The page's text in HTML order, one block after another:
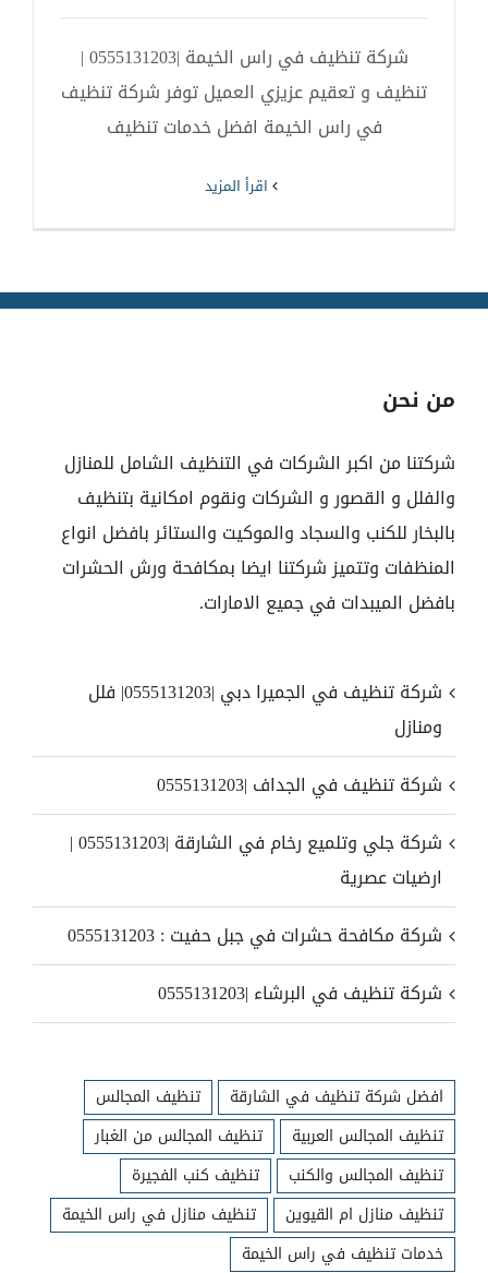
شركة تنظيف في راس الخيمة |0555131203 |
تنظيف و تعقيم عزيزي العميل توفر شركة تنظيف
في راس الخيمة افضل خدمات تنظيف
من نحن
شركتنا من اكبر الشركات في التنظيف الشامل للمنازل
والفلل و القصور و الشركات ونقوم امكانية بتنظيف
بالبخار للكنب والسجاد والموكيت والستائر بافضل انواع
المنظفات وتتميز شركتنا ايضا بمكافحة ورش الحشرات
بافضل الميبدات في جميع الامارات.
شركة تنظيف في الجميرا دبي |0555131203| فلل
ومنازل
شركة تنظيف في الجداف |0555131203
شركة جلي وتلميع رخام في الشارقة |0555131203 |
ارضيات عصرية
شركة مكافحة حشرات في جبل حفيت : 0555131203
شركة تنظيف في البرشاء |0555131203
افضل شركة تنظيف في الشارقة
تنظيف المجالس
تنظيف المجالس العربية
تنظيف المجالس من الغبار
تنظيف المجالس والكنب
تنظيف كنب الفجيرة
تنظيف منازل ام القيوين
تنظيف منازل في راس الخيمة
خدمات تنظيف في راس الخيمة